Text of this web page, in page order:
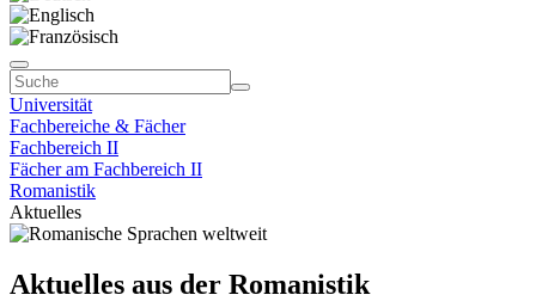
Universität
Fachbereiche & Fächer
Fachbereich II
Fächer am Fachbereich II
Romanistik
Aktuelles
Aktuelles aus der Romanistik